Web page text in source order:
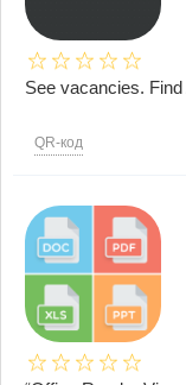
See vacancies.
QR-код